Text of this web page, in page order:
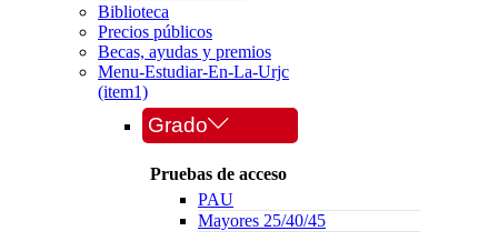
Biblioteca
Precios públicos
Becas, ayudas y premios
Menu-Estudiar-En-La-Urjc
(item1)
Grado
Pruebas de acceso
PAU
Mayores 25/40/45